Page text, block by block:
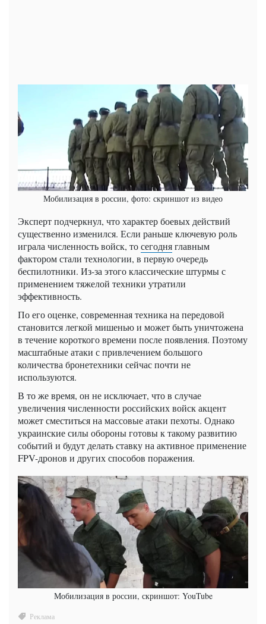
Мобилизация в россии, фото: скриншот из видео
Эксперт подчеркнул, что характер боевых действий
существенно изменился. Если раньше ключевую роль
играла численность войск, тосегодняглавным
фактором стали технологии, в первую очередь
беспилотники. Из-за этого классические штурмы с
применением тяжелой техники утратили
эффективность.
По его оценке, современная техника на передовой
становится легкой мишенью и может быть уничтожена
в течение короткого времени после появления. Поэтому
масштабные атаки с привлечением большого
количества бронетехники сейчас почти не
используются.
В то же время, он не исключает, что в случае
увеличения численности российских войск акцент
может сместиться на массовые атаки пехоты. Однако
украинские силы обороны готовы к такому развитию
событий и будут делать ставку на активное применение
FPV-дронов и других способов поражения.
Мобилизация в россии, скриншот: YouTube